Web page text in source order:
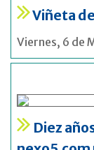
Viñeta
Viernes, 6 de
Diez